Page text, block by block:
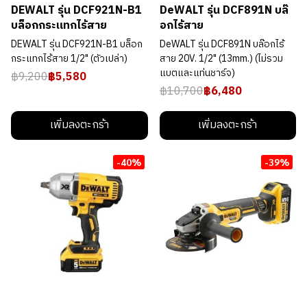
DEWALT รุ่น DCF921N-B1
บล็อกกระแทกไร้สาย
DEWALT รุ่น DCF921N-B1 บล็อก
กระแทกไร้สาย 1/2" (ตัวเปล่า)
฿9,200฿5,580
เพิ่มลงตะกร้า
DeWALT รุ่น DCF891N บล๊
อกไร้สาย
DeWALT รุ่น DCF891N บล๊อกไร้
สาย 20V. 1/2" (13mm.) (ไม่รวม
แบตและแท่นชาร์จ)
฿10,700฿6,480
เพิ่มลงตะกร้า
-40% -39%